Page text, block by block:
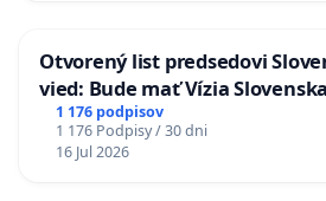
Otvorený list predsedovi
vied: Bude mať Vízia
chrbticu?
1 176 podpisov
1 176 Podpisy / 30 dni
16 Jul 2026